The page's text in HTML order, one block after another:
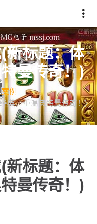
新标题：体
曼传奇！)
例
典，重温奥特曼传奇！)
新标题：体
曼传奇！)